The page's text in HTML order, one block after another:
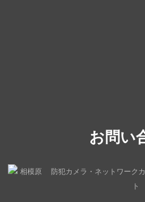
お問い